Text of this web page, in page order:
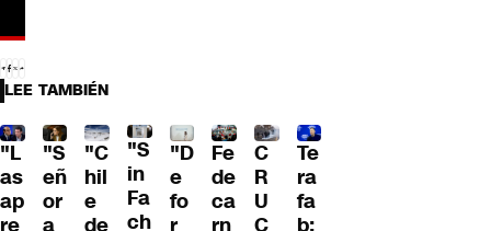
LEE TAMBIÉN
"L
as
ap
"S
eñ
or
"C
hil
e
"S
in
Fa
ch
"D
e
fo
Fe
de
ca
C
R
U
Te
ra
fa